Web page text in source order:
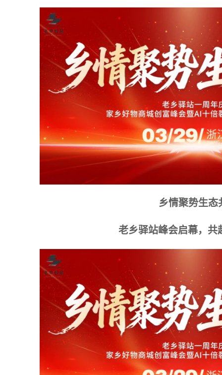
乡情聚势生态
老乡驿站峰会启幕，共